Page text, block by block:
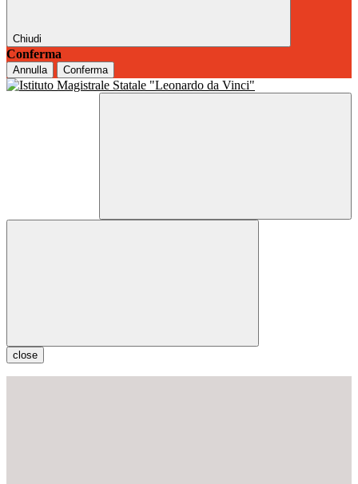
Chiudi
Conferma
Annulla Conferma
close